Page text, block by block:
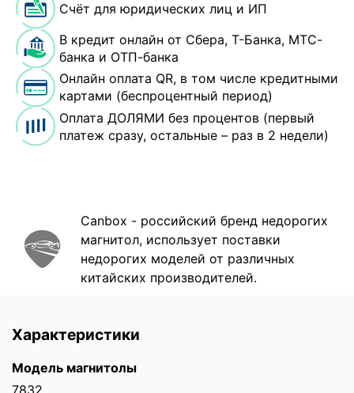
Счёт для юридических лиц и ИП
В кредит онлайн от Сбера, Т-Банка, МТС-
банка и ОТП-банка
Онлайн оплата QR, в том числе кредитными
картами (беспроцентный период)
Оплата ДОЛЯМИ без процентов (первый
платеж сразу, остальные – раз в 2 недели)
Canbox - российский бренд недорогих
магнитол, использует поставки
недорогих моделей от различных
китайских производителей.
Характеристики
Модель магнитолы
7832